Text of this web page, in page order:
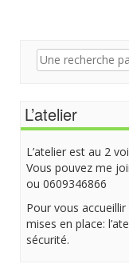
Recherche
pour:
L’atelier
L’atelier est au 2
Vous pouvez me
ou 0609346866
Pour vous
mises en place:
sécurité.